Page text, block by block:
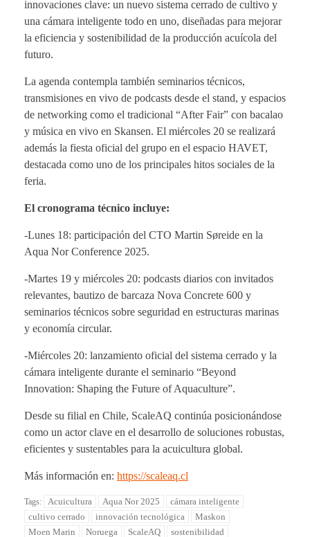
innovaciones clave: un nuevo sistema cerrado de cultivo y
una cámara inteligente todo en uno, diseñadas para mejorar
la eficiencia y sostenibilidad de la producción acuícola del
futuro.
La agenda contempla también seminarios técnicos,
transmisiones en vivo de podcasts desde el stand, y espacios
de networking como el tradicional “After Fair” con bacalao
y música en vivo en Skansen. El miércoles 20 se realizará
además la fiesta oficial del grupo en el espacio HAVET,
destacada como uno de los principales hitos sociales de la
feria.
El cronograma técnico incluye:
-Lunes 18: participación del CTO Martin Søreide en la
Aqua Nor Conference 2025.
-Martes 19 y miércoles 20: podcasts diarios con invitados
relevantes, bautizo de barcaza Nova Concrete 600 y
seminarios técnicos sobre seguridad en estructuras marinas
y economía circular.
-Miércoles 20: lanzamiento oficial del sistema cerrado y la
cámara inteligente durante el seminario “Beyond
Innovation: Shaping the Future of Aquaculture”.
Desde su filial en Chile, ScaleAQ continúa posicionándose
como un actor clave en el desarrollo de soluciones robustas,
eficientes y sustentables para la acuicultura global.
Más información en: https://scaleaq.cl
Tags: Acuicultura Aqua Nor 2025
cámara inteligente
cultivo cerrado
innovación tecnológica
Maskon
Moen Marin
Noruega ScaleAQ sostenibilidad